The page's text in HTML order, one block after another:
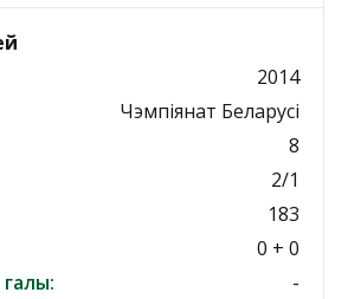
2014
Чэмпіянат Беларусі
8
2/1
183
0 + 0
-